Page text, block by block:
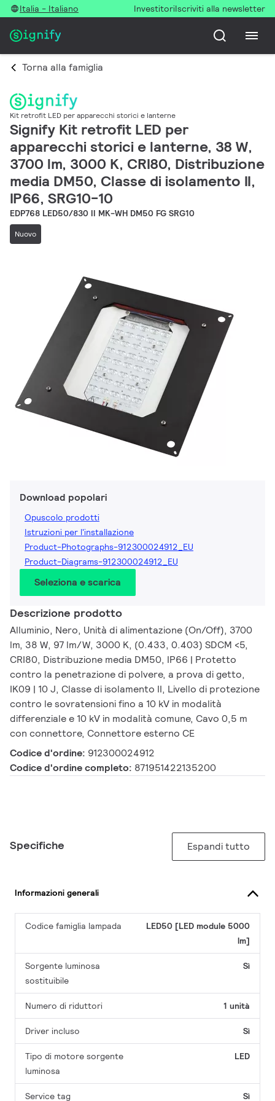
Italia - Italiano InvestitoriIscriviti alla newsletter
Torna alla famiglia
Kit retrofit LED per apparecchi storici e lanterne
Signify Kit retrofit LED per
apparecchi storici e lanterne, 38 W,
3700 lm, 3000 K, CRI80, Distribuzione
media DM50, Classe di isolamento II,
IP66, SRG10-10
EDP768 LED50/830 II MK-WH DM50 FG SRG10
Nuovo
Download popolari
Opuscolo prodotti
Istruzioni per l'installazione
Product-Photographs-912300024912_EU
Product-Diagrams-912300024912_EU
Seleziona e scarica
Descrizione prodotto
Alluminio, Nero, Unità di alimentazione (On/Off), 3700
lm, 38 W, 97 lm/W, 3000 K, (0.433, 0.403) SDCM <5,
CRI80, Distribuzione media DM50, IP66 | Protetto
contro la penetrazione di polvere, a prova di getto,
IK09 | 10 J, Classe di isolamento II, Livello di protezione
contro le sovratensioni fino a 10 kV in modalità
differenziale e 10 kV in modalità comune, Cavo 0,5 m
con connettore, Connettore esterno CE
Codice d'ordine: 912300024912
Codice d'ordine completo: 871951422135200
Specifiche Espandi tutto
Informazioni generali
Codice famiglia lampada
LED50 [LED module 5000
lm]
Sorgente luminosa
sostituibile
Sì
Numero di riduttori 1 unità
Driver incluso Sì
Tipo di motore sorgente
luminosa
LED
Service tag Sì